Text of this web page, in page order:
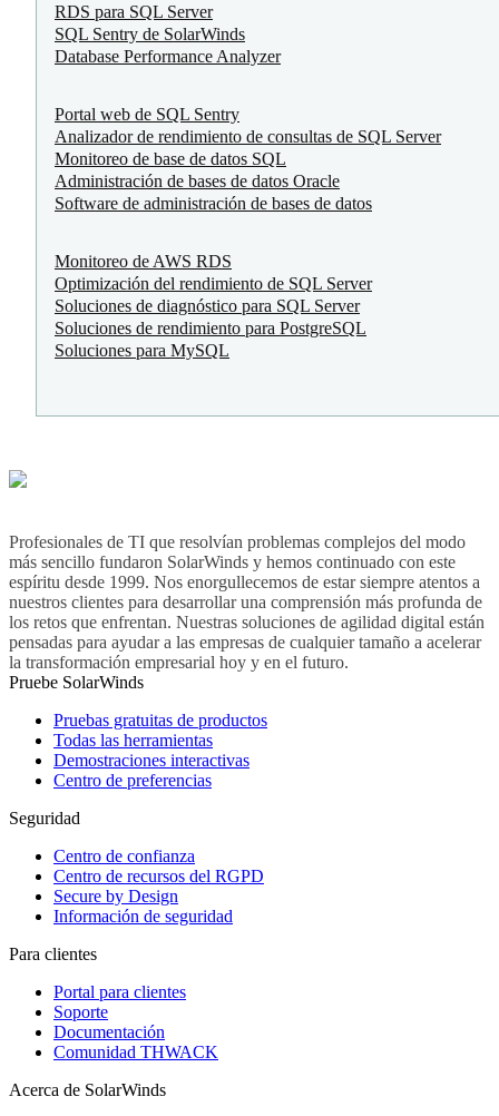
RDS para SQL Server
SQL Sentry de SolarWinds
Database Performance Analyzer
Portal web de SQL Sentry
Analizador de rendimiento de consultas de SQL Server
Monitoreo de base de datos SQL
Administración de bases de datos Oracle
Software de administración de bases de datos
Monitoreo de AWS RDS
Optimización del rendimiento de SQL Server
Soluciones de diagnóstico para SQL Server
Soluciones de rendimiento para PostgreSQL
Soluciones para MySQL
Profesionales de TI que resolvían problemas complejos del modo
más sencillo fundaron SolarWinds y hemos continuado con este
espíritu desde 1999. Nos enorgullecemos de estar siempre atentos a
nuestros clientes para desarrollar una comprensión más profunda de
los retos que enfrentan. Nuestras soluciones de agilidad digital están
pensadas para ayudar a las empresas de cualquier tamaño a acelerar
la transformación empresarial hoy y en el futuro.
Pruebe SolarWinds
Pruebas gratuitas de productos
Todas las herramientas
Demostraciones interactivas
Centro de preferencias
Seguridad
Centro de confianza
Centro de recursos del RGPD
Secure by Design
Información de seguridad
Para clientes
Portal para clientes
Soporte
Documentación
Comunidad THWACK
Acerca de SolarWinds